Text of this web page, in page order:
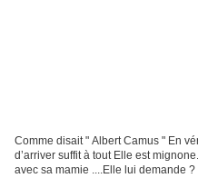
Comme disait " Albert Camus " En
d’arriver suffit à tout Elle est
avec sa mamie ....Elle lui demande